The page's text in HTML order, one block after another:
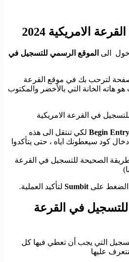
الامريكية 2024
الى الموقع الرسمي للتسجيل في
لترحب بك في موقع القرعة
هو هاته الخانة التي بالأخضر والمكتوب
Begin Entry لكي تنتقل الى هذه
كود سيعطونك اياه ، حتى يتأكدوا
الضغط على Sumbit لتأكيد العملية.
في القرعة
التي يجب أن تعطي فيها كل
عليها